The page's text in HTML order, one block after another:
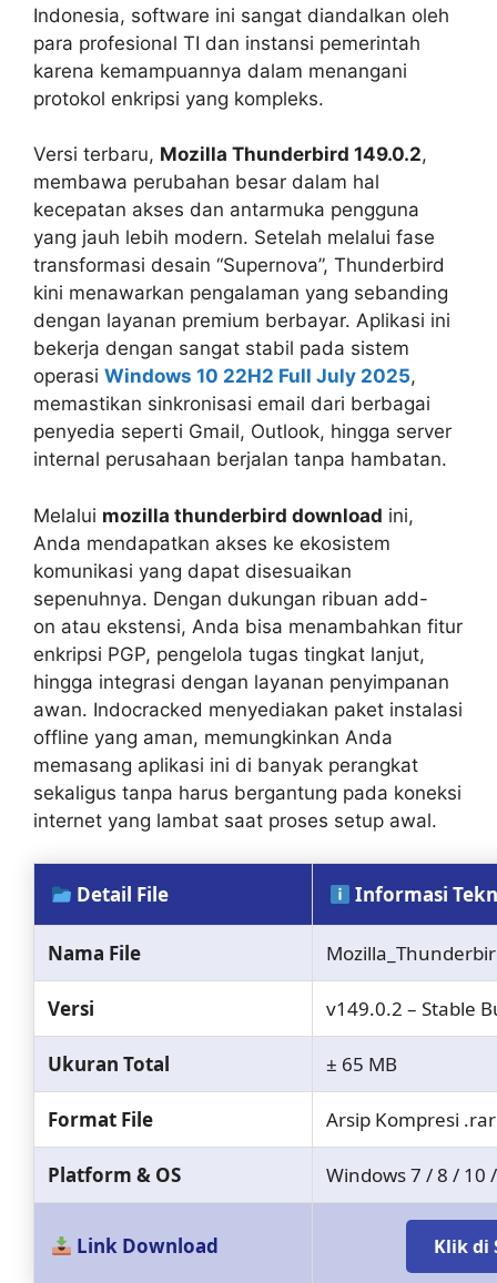
Indonesia, software ini sangat diandalkan oleh
para profesional TI dan instansi pemerintah
karena kemampuannya dalam menangani
protokol enkripsi yang kompleks.
Versi terbaru, Mozilla Thunderbird 149.0.2,
membawa perubahan besar dalam hal
kecepatan akses dan antarmuka pengguna
yang jauh lebih modern. Setelah melalui fase
transformasi desain “Supernova”, Thunderbird
kini menawarkan pengalaman yang sebanding
dengan layanan premium berbayar. Aplikasi ini
bekerja dengan sangat stabil pada sistem
operasi Windows 10 22H2 Full July 2025,
memastikan sinkronisasi email dari berbagai
penyedia seperti Gmail, Outlook, hingga server
internal perusahaan berjalan tanpa hambatan.
Melalui mozilla thunderbird download ini,
Anda mendapatkan akses ke ekosistem
komunikasi yang dapat disesuaikan
sepenuhnya. Dengan dukungan ribuan add-
on atau ekstensi, Anda bisa menambahkan fitur
enkripsi PGP, pengelola tugas tingkat lanjut,
hingga integrasi dengan layanan penyimpanan
awan. Indocracked menyediakan paket instalasi
offline yang aman, memungkinkan Anda
memasang aplikasi ini di banyak perangkat
sekaligus tanpa harus bergantung pada koneksi
internet yang lambat saat proses setup awal.
Detail File Informasi
Nama File
Versi v149.0.2 – Stable
Ukuran Total ± 65 MB
Format File Arsip Kompresi .rar
Platform & OS Windows 7 / 8 / 10
Link Download Klik di